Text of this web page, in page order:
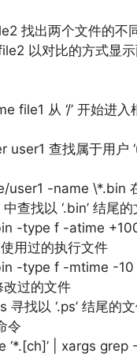
找出两个文件的不
以对比的方式显示
file1 从 ‘/’ 开始进入
查找属于用户
-name \*.bin
查找以 ‘.bin’ 结尾
-type f -atime
用过的执行文件
-type f -mtime -10
过的文件
找以 ‘.ps’ 结尾的
令
| xargs grep -